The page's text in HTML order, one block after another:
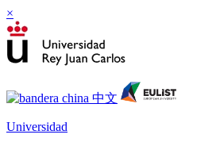
×
Universidad